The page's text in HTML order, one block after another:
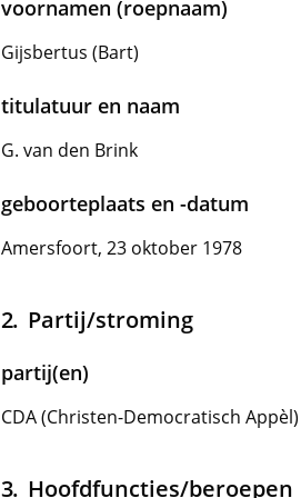
voornamen (roepnaam)
Gijsbertus (Bart)
titulatuur en naam
G. van den Brink
geboorteplaats en -datum
Amersfoort, 23 oktober 1978
Partij/stroming
partij(en)
CDA (Christen-Democratisch Appèl)
Hoofdfuncties/beroepen